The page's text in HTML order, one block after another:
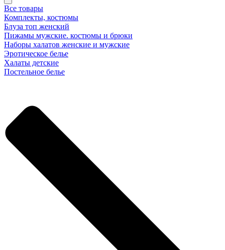
Все товары
Комплекты, костюмы
Блуза топ женский
Пижамы мужские. костюмы и брюки
Наборы халатов женские и мужские
Эротическое белье
Халаты детские
Постельное белье